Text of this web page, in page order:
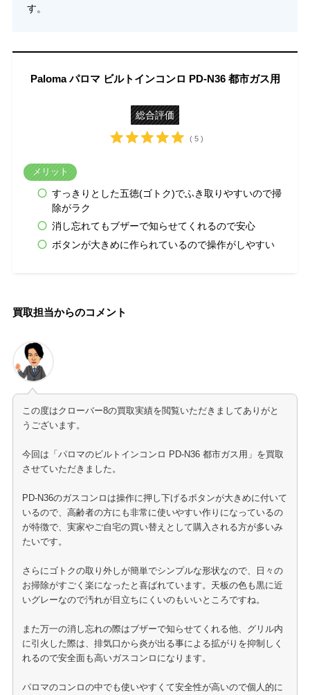
す。
Paloma パロマ ビルトインコンロ PD-N36 都市ガス用
総合評価
( 5 )
メリット
すっきりとした五徳(ゴトク)でふき取りやすいので掃
除がラク
消し忘れてもブザーで知らせてくれるので安心
ボタンが大きめに作られているので操作がしやすい
買取担当からのコメント
この度はクローバー8の買取実績を閲覧いただきましてありがと
うございます。
今回は「パロマのビルトインコンロ PD-N36 都市ガス用」を買取
させていただきました。
PD-N36のガスコンロは操作に押し下げるボタンが大きめに付いて
いるので、高齢者の方にも非常に使いやすい作りになっているの
が特徴で、実家やご自宅の買い替えとして購入される方が多いみ
たいです。
さらにゴトクの取り外しが簡単でシンプルな形状なので、日々の
お掃除がすごく楽になったと喜ばれています。天板の色も黒に近
いグレーなので汚れが目立ちにくいのもいいところですね。
また万一の消し忘れの際はブザーで知らせてくれる他、グリル内
に引火した際は、排気口から炎が出る事による拡がりを抑制しく
れるので安全面も高いガスコンロになります。
パロマのコンロの中でも使いやすくて安全性が高いので個人的に